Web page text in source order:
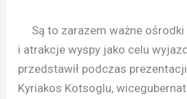
Są to zarazem ważne ośrodki
i atrakcje wyspy jako celu
przedstawił podczas
Kyriakos Kotsoglu,